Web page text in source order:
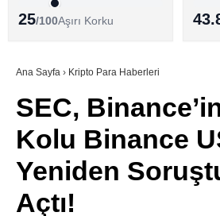
ALTCOİN HABERLERİ
SÖZLÜK
25/100Aşırı Korku
Ana Sayfa › Kripto Para Haberleri
SEC,
Kolu Binance
Yeniden
Açtı!